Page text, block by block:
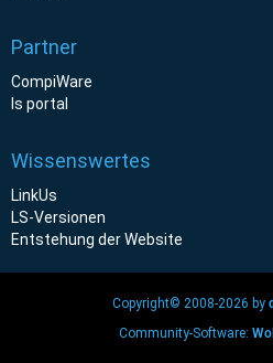
Partner
CompiWare
ls portal
Wissenswertes
LinkUs
LS-Versionen
Entstehung der Website
Copyright© 2008-2026 by
Community-Software: